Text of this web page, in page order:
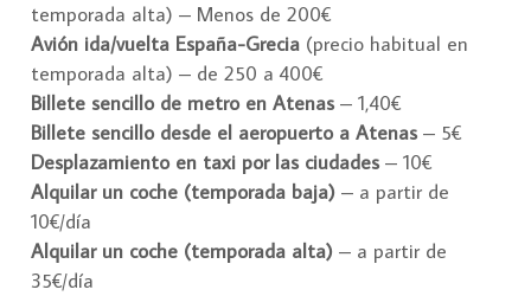
temporada alta) – Menos de 200€
Avión ida/vuelta España-Grecia (precio habitual en
temporada alta) – de 250 a 400€
Billete sencillo de metro en Atenas – 1,40€
Billete sencillo desde el aeropuerto a Atenas – 5€
Desplazamiento en taxi por las ciudades – 10€
Alquilar un coche (temporada baja) – a partir de
10€/día
Alquilar un coche (temporada alta) – a partir de
35€/día